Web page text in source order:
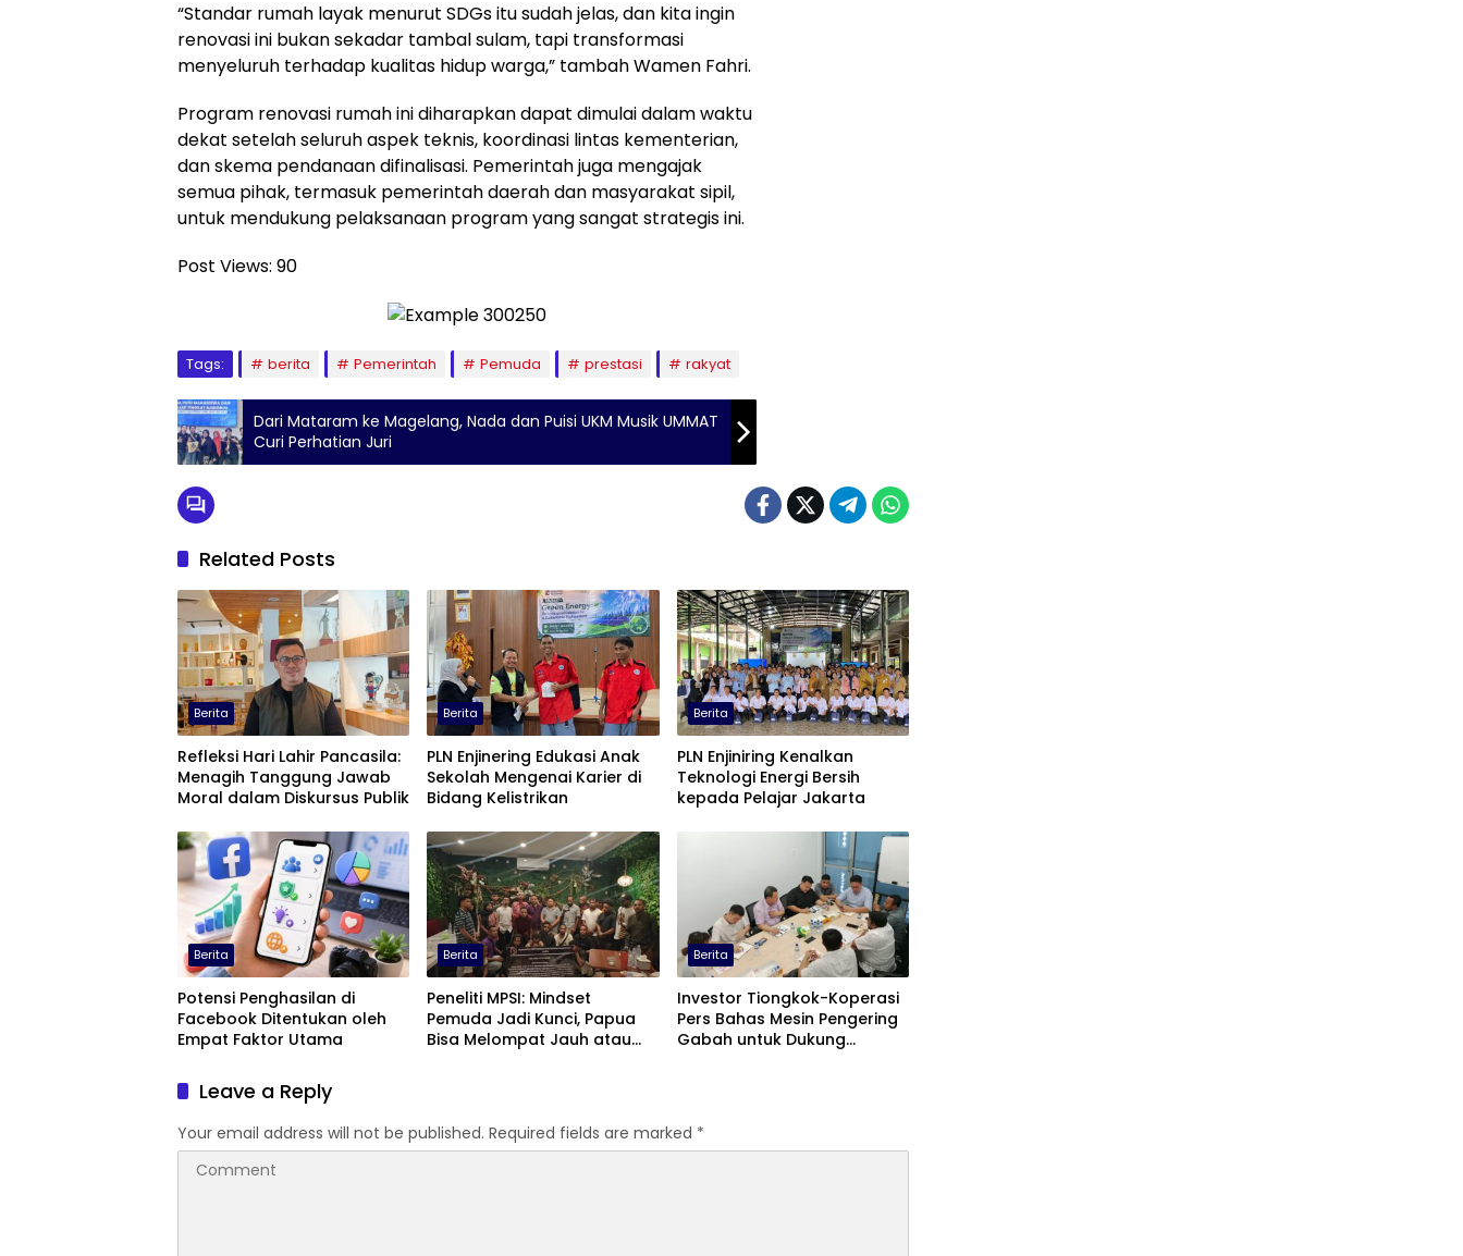
“Standar rumah layak menurut SDGs itu sudah jelas, dan kita ingin
renovasi ini bukan sekadar tambal sulam, tapi transformasi
menyeluruh terhadap kualitas hidup warga,” tambah Wamen Fahri.
Program renovasi rumah ini diharapkan dapat dimulai dalam waktu
dekat setelah seluruh aspek teknis, koordinasi lintas kementerian,
dan skema pendanaan difinalisasi. Pemerintah juga mengajak
semua pihak, termasuk pemerintah daerah dan masyarakat sipil,
untuk mendukung pelaksanaan program yang sangat strategis ini.
Post Views: 90
Tags: berita Pemerintah Pemuda prestasi rakyat
Dari Mataram ke Magelang, Nada dan Puisi UKM Musik UMMAT
Curi Perhatian Juri
Related Posts
Berita
Refleksi Hari Lahir Pancasila:
Menagih Tanggung Jawab
Moral dalam Diskursus Publik
Berita
PLN Enjinering Edukasi Anak
Sekolah Mengenai Karier di
Bidang Kelistrikan
Berita
PLN Enjiniring Kenalkan
Teknologi Energi Bersih
kepada Pelajar Jakarta
Berita
Potensi Penghasilan di
Facebook Ditentukan oleh
Empat Faktor Utama
Berita
Peneliti MPSI: Mindset
Pemuda Jadi Kunci, Papua
Bisa Melompat Jauh atau
Berita
Investor Tiongkok-Koperasi
Pers Bahas Mesin Pengering
Gabah untuk Dukung
Leave a Reply
Your email address will not be published. Required fields are marked *